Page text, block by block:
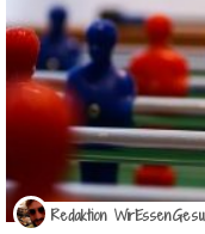
Redaktion